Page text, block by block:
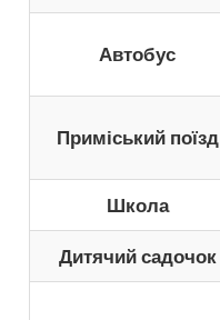
Автобус
Приміський поїзд
Школа
Дитячий садочок